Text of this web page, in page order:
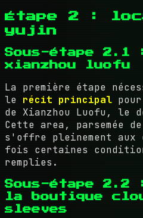
Étape 2 :
yujin
Sous-étape
xianzhou luofu
La première étape
le récit principal
de Xianzhou Luofu, le
Cette area, parsemée
s'offre pleinement aux
fois certaines
remplies.
Sous-étape
la boutique
sleeves